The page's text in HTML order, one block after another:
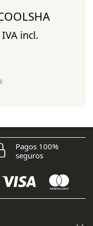
IVA incl.
Pagos 100%
seguros